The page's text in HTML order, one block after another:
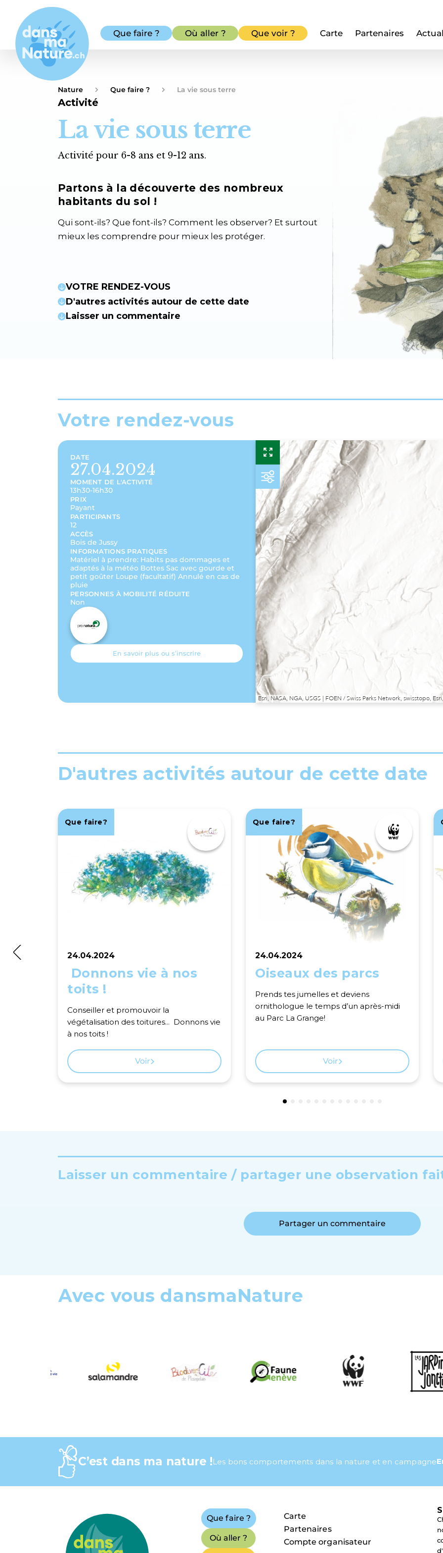
Que faire ? Où aller ? Que voir ? Carte Partenaires
Nature Que faire ? La vie sous terre
Activité
La vie sous terre
Activité pour 6-8 ans et 9-12 ans.
Partons à la découverte des nombreux
habitants du sol !
Qui sont-ils? Que font-ils? Comment les observer? Et surtout
mieux les comprendre pour mieux les protéger.
VOTRE RENDEZ-VOUS
D'autres activités autour de cette date
Laisser un commentaire
Votre rendez-vous
DATE
27.04.2024
MOMENT DE L'ACTIVITÉ
13h30-16h30
PRIX
Payant
PARTICIPANTS
12
ACCÈS
Bois de Jussy
INFORMATIONS PRATIQUES
Matériel à prendre: Habits pas dommages et
adaptés à la météo Bottes Sac avec gourde et
petit goûter Loupe (facultatif) Annulé en cas de
pluie
PERSONNES À MOBILITÉ RÉDUITE
Non
En savoir plus ou s’inscrire
Esri, NASA, NGA, USGS | FOEN / Swiss Parks Network, swisstopo,
D'autres activités autour de cette date
Que faire?
24.04.2024
Donnons vie à nos
toits !
Conseiller et promouvoir la
végétalisation des toitures... Donnons vie
à nos toits !
Voir
Que faire?
24.04.2024
Oiseaux des parcs
Prends tes jumelles et deviens
ornithologue le temps d’un après-midi
au Parc La Grange!
Voir
Laisser un commentaire / partager une observation
Partager un commentaire
Avec vous dansmaNature
C’est dans ma nature !Les bons comportements dans la nature et en campagne
Que faire ?
Où aller ?
Carte
Partenaires
Compte organisateur